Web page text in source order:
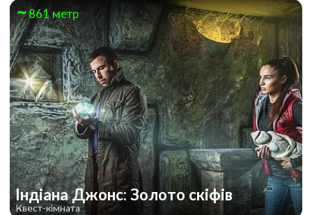
861 метр
Індіана Джонс: Золото скіфів
Квест-кімната